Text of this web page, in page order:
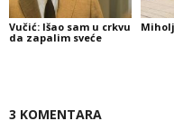
Vučić: Išao sam u crkvu
da zapalim sveće
3 KOMENTARA